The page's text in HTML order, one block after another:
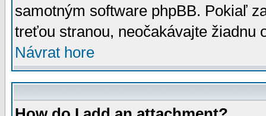
samotným software phpBB. Pokiaľ
treťou stranou, neočakávajte žiadnu
Návrat hore